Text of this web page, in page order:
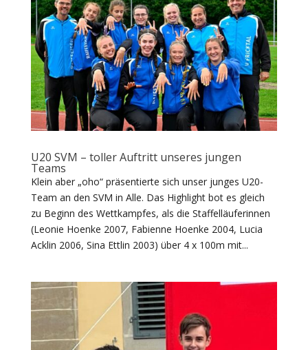
U20 SVM – toller Auftritt unseres jungen
Teams
Klein aber „oho“ präsentierte sich unser junges U20-
Team an den SVM in Alle. Das Highlight bot es gleich
zu Beginn des Wettkampfes, als die Staffelläuferinnen
(Leonie Hoenke 2007, Fabienne Hoenke 2004, Lucia
Acklin 2006, Sina Ettlin 2003) über 4 x 100m mit...